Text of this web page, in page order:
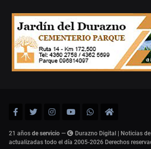
21 años de servicio —
Durazno Digital | Noticias
actualizadas todo el día 2005-2026 Derechos